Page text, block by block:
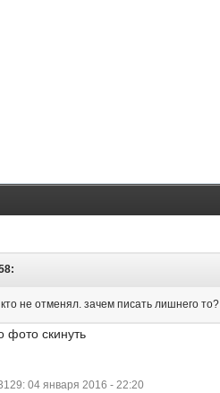
не отменял. зачем писать лишнего то?
фото скинуть
04 января 2016 - 22:20